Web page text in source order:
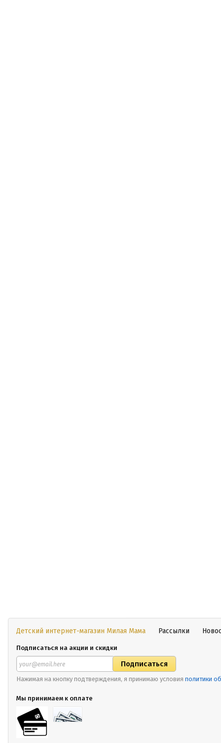
Детский интернет-магазин Милая Мама Рассылки
Подписаться на акции и скидки
Нажимая на кнопку подтверждения, я принимаю условия политики
Мы принимаем к оплате